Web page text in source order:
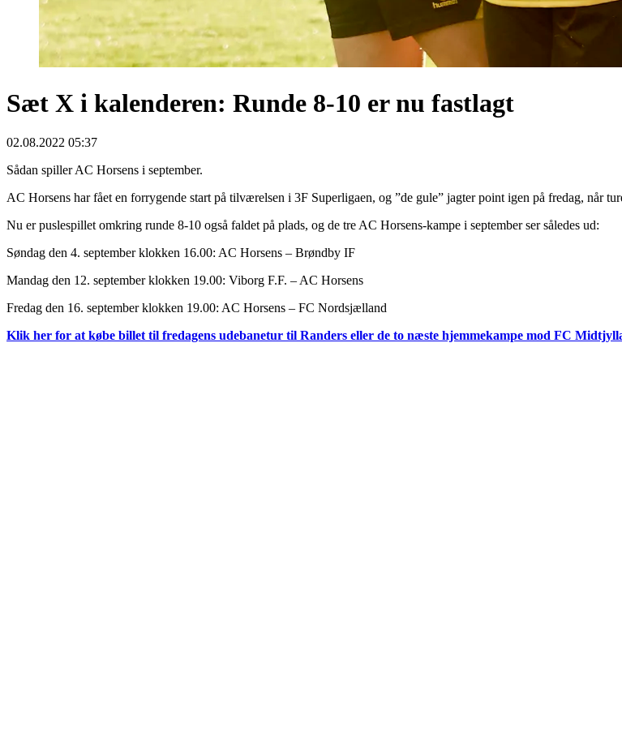
Sæt X i kalenderen: Runde 8-10 er nu fastlagt
02.08.2022 05:37
Sådan spiller AC Horsens i september.
AC Horsens har fået en forrygende start på tilværelsen i 3F Superligaen, og ”de gule” jagter point igen på fredag, når
Nu er puslespillet omkring runde 8-10 også faldet på plads, og de tre AC Horsens-kampe i september ser således ud:
Søndag den 4. september klokken 16.00: AC Horsens – Brøndby IF
Mandag den 12. september klokken 19.00: Viborg F.F. – AC Horsens
Fredag den 16. september klokken 19.00: AC Horsens – FC Nordsjælland
Klik her for at købe billet til fredagens udebanetur til Randers eller de to næste hjemmekampe mod FC